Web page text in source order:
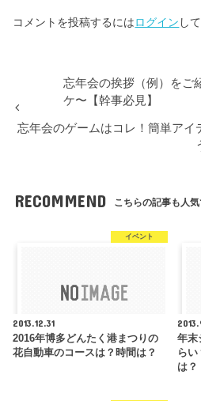
コメントを投稿するにはログイン し
忘年会の挨拶（例）をご
ケ〜【幹事必見】
忘年会のゲームはコレ！簡単アイ
RECOMMEND こちらの記事も人気
イベント
2013.12.31
2016年博多どんたく港まつりの
花自動車のコースは？時間は？
年末
らい
は？